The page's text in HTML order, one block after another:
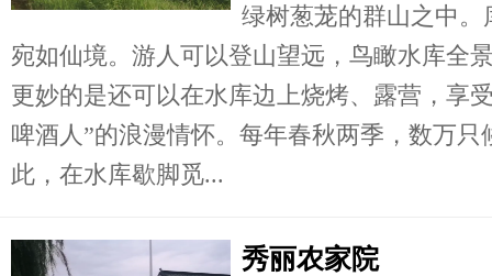
绿树葱茏的群山之中
宛如仙境。游人可以登山望远，鸟瞰水库全
更妙的是还可以在水库边上烧烤、露营，享
啤酒人”的浪漫情怀。每年春秋两季，数万
此，在水库歇脚觅...
秀丽农家院